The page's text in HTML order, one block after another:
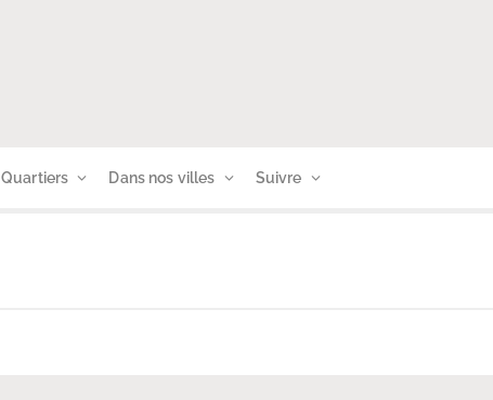
Quartiers Dans nos villes Suivre